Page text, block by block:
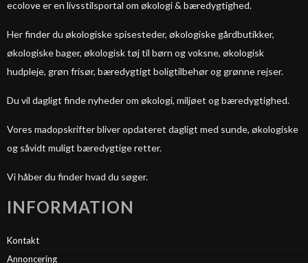
ecolove er en livsstilsportal om økologi & bæredygtighed.
Her finder du økologiske spisesteder, økologiske gårdbutikker,
økologiske bager, økologisk tøj til børn og voksne, økologisk
hudpleje, grøn frisør, bæredygtigt boligtilbehør og grønne rejser.
Du vil dagligt finde nyheder om økologi, miljøet og bæredygtighed.
Vores madopskrifter bliver opdateret dagligt med sunde, økologiske
og såvidt muligt bæredygtige retter.
Vi håber du finder hvad du søger.
INFORMATION
Kontakt
Annoncering